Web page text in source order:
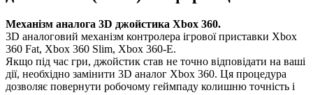
Механізм аналога 3D джойстика Xbox 360.
3D аналоговий механізм контролера ігрової приставки Xbox
360 Fat, Xbox 360 Slim, Xbox 360-E.
Якщо під час гри, джойстик став не точно відповідати на ваші
дії, необхідно замінити 3D аналог Xbox 360. Ця процедура
дозволяє повернути робочому геймпаду колишню точність і